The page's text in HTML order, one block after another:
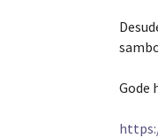
Gode